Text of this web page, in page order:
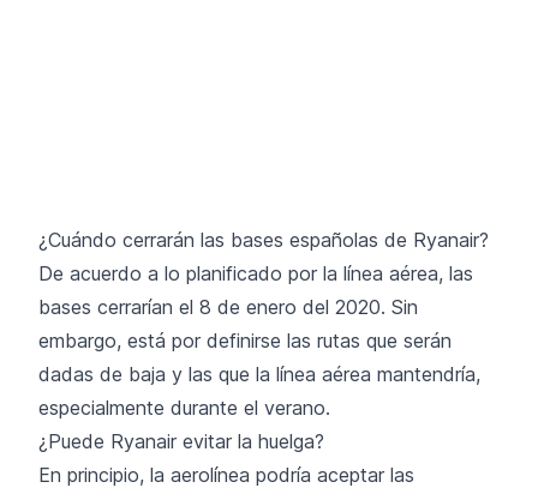
¿Cuándo cerrarán las bases españolas de Ryanair?
De acuerdo a lo planificado por la línea aérea, las
bases cerrarían el 8 de enero del 2020. Sin
embargo, está por definirse las rutas que serán
dadas de baja y las que la línea aérea mantendría,
especialmente durante el verano.
¿Puede Ryanair evitar la huelga?
En principio, la aerolínea podría aceptar las